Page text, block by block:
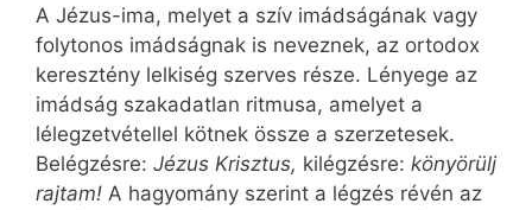
A Jézus-ima, melyet a szív imádságának vagy
folytonos imádságnak is neveznek, az ortodox
keresztény lelkiség szerves része. Lényege az
imádság szakadatlan ritmusa, amelyet a
lélegzetvétellel kötnek össze a szerzetesek.
Belégzésre: Jézus Krisztus, kilégzésre: könyörülj
rajtam! A hagyomány szerint a légzés révén az